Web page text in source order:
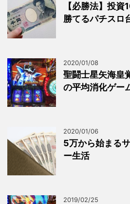
【必勝法】投
勝てるパチスロ
2020/01/08
聖闘士星矢海皇
の平均消化ゲー
2020/01/06
5万から始まる
ー生活
2019/02/25